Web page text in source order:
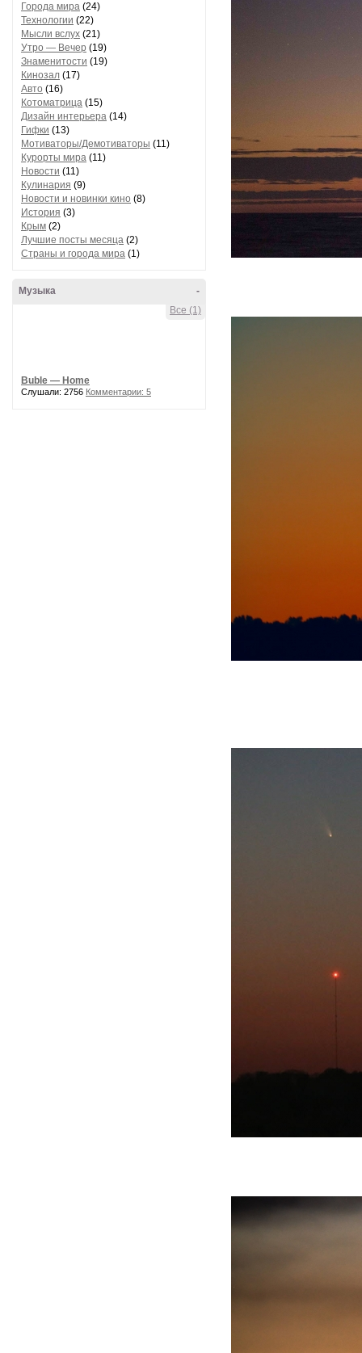
Города мира (24)
Технологии (22)
Мысли вслух (21)
Утро — Вечер (19)
Знаменитости (19)
Кинозал (17)
Авто (16)
Котоматрица (15)
Дизайн интерьера (14)
Гифки (13)
Мотиваторы/Демотиваторы (11)
Курорты мира (11)
Новости (11)
Кулинария (9)
Новости и новинки кино (8)
История (3)
Крым (2)
Лучшие посты месяца (2)
Страны и города мира (1)
-
Музыка
Все (1)
Buble — Home
Слушали: 2756 Комментарии: 5